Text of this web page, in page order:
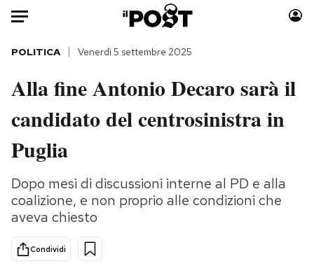
Auto
HOME
Italia
Politica
Tecnologia
Internet
Scienza
Cultura
Economia
Moda
Storie/Idee
Ok Boomer!
POLITICA Venerdì 5 settembre 2025
Alla fine Antonio Decaro sarà il
candidato del centrosinistra in
Puglia
Dopo mesi di discussioni interne al PD e alla
coalizione, e non proprio alle condizioni che
aveva chiesto
Condividi